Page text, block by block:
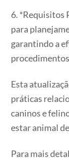
6. *Requisitos
para
garantindo a
Esta
práticas
caninos e
estar animal
Para mais